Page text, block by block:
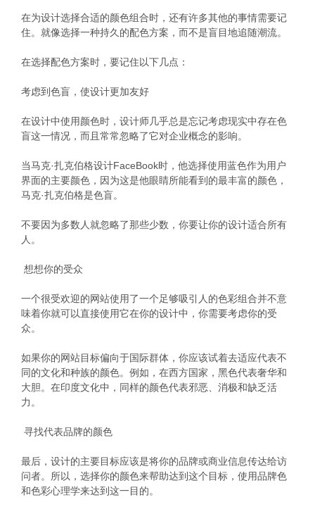
在为设计选择合适的颜色组合时，还有许多其他的事情需要记
住。就像选择一种持久的配色方案，而不是盲目地追随潮流。
在选择配色方案时，要记住以下几点：
考虑到色盲，使设计更加友好
在设计中使用颜色时，设计师几乎总是忘记考虑现实中存在色
盲这一情况，而且常常忽略了它对企业概念的影响。
当马克·扎克伯格设计FaceBook时，他选择使用蓝色作为用户
界面的主要颜色，因为这是他眼睛所能看到的最丰富的颜色，
马克·扎克伯格是色盲。
不要因为多数人就忽略了那些少数，你要让你的设计适合所有
人。
想想你的受众
一个很受欢迎的网站使用了一个足够吸引人的色彩组合并不意
味着你就可以直接使用它在你的设计中，你需要考虑你的受
众。
如果你的网站目标偏向于国际群体，你应该试着去适应代表不
同的文化和种族的颜色。例如，在西方国家，黑色代表奢华和
大胆。在印度文化中，同样的颜色代表邪恶、消极和缺乏活
力。
寻找代表品牌的颜色
最后，设计的主要目标应该是将你的品牌或商业信息传达给访
问者。所以，选择你的颜色来帮助达到这个目标，使用品牌色
和色彩心理学来达到这一目的。